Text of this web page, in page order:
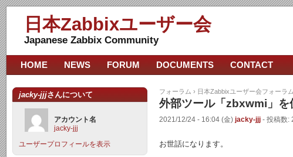
日本Zabbixユーザー会
Japanese Zabbix Community
フォーラム › 日本Zabbixユーザー会フォーラム
外部ツール「zbxwmi」
2021/12/24 - 16:04 (金) jacky-jjj - 投稿数:
お世話になります。
HOME NEWS FORUM DOCUMENTS CONTACT
jacky-jjjさんについて
アカウント名
jacky-jjj
ユーザープロフィールを表示